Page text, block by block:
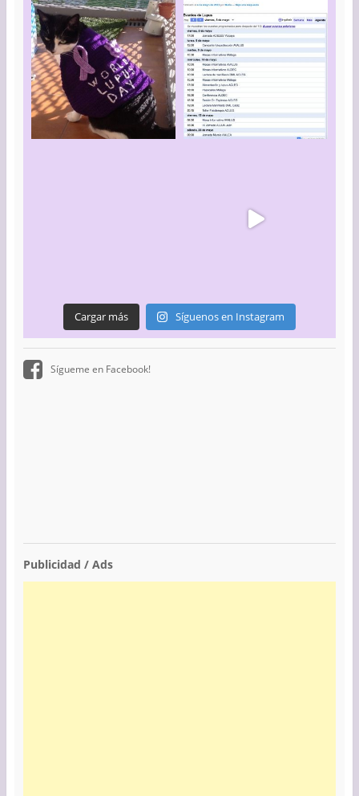
Cargar más Síguenos en Instagram
Sígueme en Facebook!
Publicidad / Ads